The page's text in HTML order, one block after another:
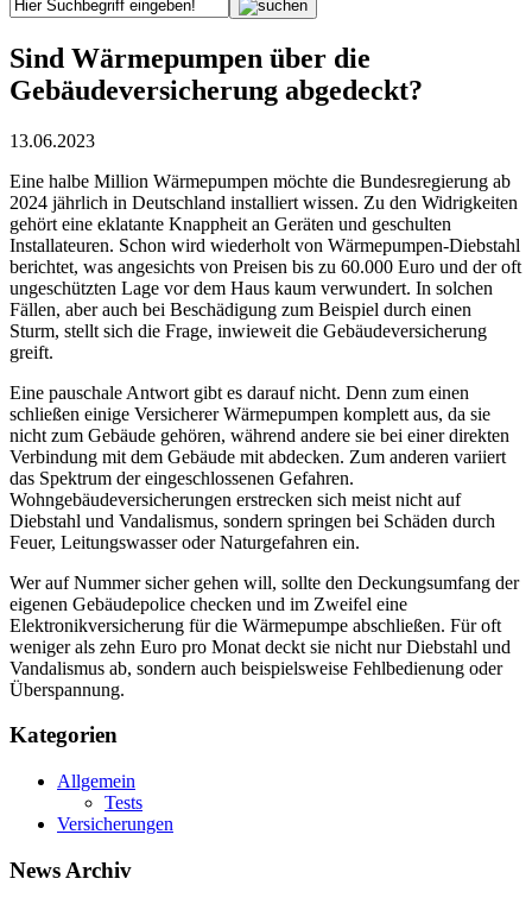
Sind Wärmepumpen über die
Gebäudeversicherung abgedeckt?
13.06.2023
Eine halbe Million Wärmepumpen möchte die Bundesregierung ab
2024 jährlich in Deutschland installiert wissen. Zu den Widrigkeiten
gehört eine eklatante Knappheit an Geräten und geschulten
Installateuren. Schon wird wiederholt von Wärmepumpen-Diebstahl
berichtet, was angesichts von Preisen bis zu 60.000 Euro und der oft
ungeschützten Lage vor dem Haus kaum verwundert. In solchen
Fällen, aber auch bei Beschädigung zum Beispiel durch einen
Sturm, stellt sich die Frage, inwieweit die Gebäudeversicherung
greift.
Eine pauschale Antwort gibt es darauf nicht. Denn zum einen
schließen einige Versicherer Wärmepumpen komplett aus, da sie
nicht zum Gebäude gehören, während andere sie bei einer direkten
Verbindung mit dem Gebäude mit abdecken. Zum anderen variiert
das Spektrum der eingeschlossenen Gefahren.
Wohngebäudeversicherungen erstrecken sich meist nicht auf
Diebstahl und Vandalismus, sondern springen bei Schäden durch
Feuer, Leitungswasser oder Naturgefahren ein.
Wer auf Nummer sicher gehen will, sollte den Deckungsumfang der
eigenen Gebäudepolice checken und im Zweifel eine
Elektronikversicherung für die Wärmepumpe abschließen. Für oft
weniger als zehn Euro pro Monat deckt sie nicht nur Diebstahl und
Vandalismus ab, sondern auch beispielsweise Fehlbedienung oder
Überspannung.
Kategorien
Allgemein
Tests
Versicherungen
News Archiv